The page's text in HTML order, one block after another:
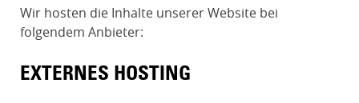
Wir hosten die Inhalte unserer Website bei
folgendem Anbieter:
EXTERNES HOSTING